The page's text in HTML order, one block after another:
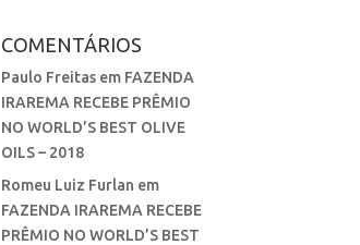
COMENTÁRIOS
Paulo Freitas em FAZENDA
IRAREMA RECEBE PRÊMIO
NO WORLD’S BEST OLIVE
OILS – 2018
Romeu Luiz Furlan em
FAZENDA IRAREMA RECEBE
PRÊMIO NO WORLD’S BEST